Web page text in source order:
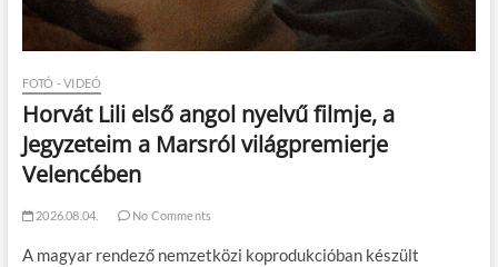
FOTÓ - VIDEÓ
Horvát Lili első angol nyelvű filmje, a
Jegyzeteim a Marsról világpremierje
Velencében
2026.08.04. No Comments
A magyar rendező nemzetközi koprodukcióban készült